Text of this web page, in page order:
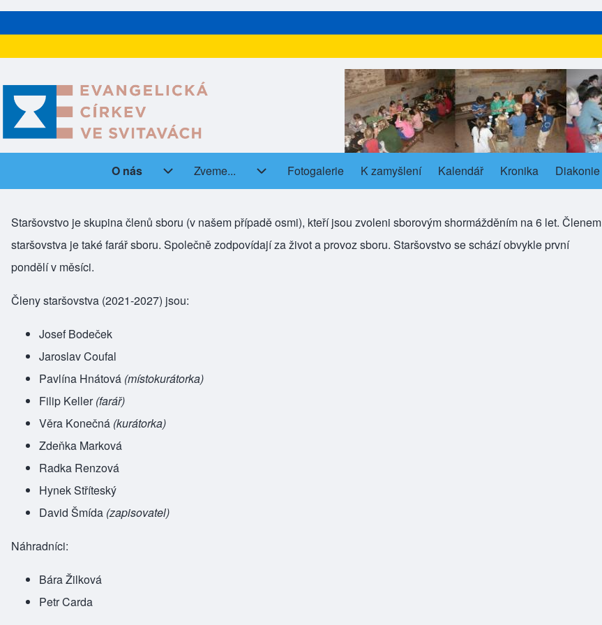
Main navigation
O nás Zveme...
Zveme... sub-navigation
Fotogalerie
(opens in new tab)K zamyšlení Kalendář Kronika Diakonie
Staršovstvo je skupina členů sboru (v našem případě osmi), kteří jsou zvoleni sborovým shormážděním na 6 let. Členem
staršovstva je také farář sboru. Společně zodpovídají za život a provoz sboru. Staršovstvo se schází obvykle první
pondělí v měsíci.
Členy staršovstva (2021-2027) jsou:
Josef Bodeček
Jaroslav Coufal
Pavlína Hnátová (místokurátorka)
Filip Keller(farář)
Věra Konečná (kurátorka)
Zdeňka Marková
Radka Renzová
Hynek Stříteský
David Šmída (zapisovatel)
Náhradníci:
Bára Žilková
Petr Carda